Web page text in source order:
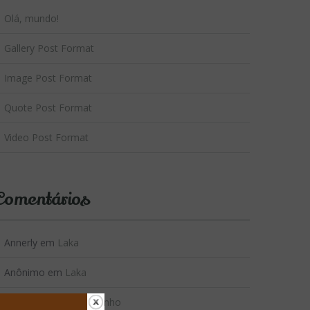
Olá, mundo!
Gallery Post Format
Image Post Format
Quote Post Format
Video Post Format
Annerly em Laka
Anônimo em Laka
Moranguinho